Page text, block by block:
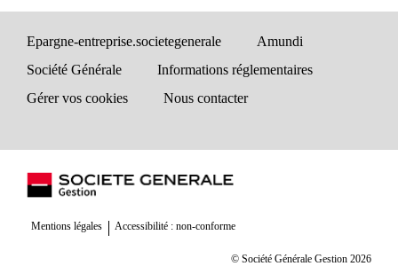
Epargne-entreprise.societegenerale
Amundi
Société Générale
Informations réglementaires
Gérer vos cookies
Nous contacter
Mentions légales Accessibilité : non-conforme
© Société Générale Gestion 2026